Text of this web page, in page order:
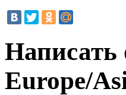
Europe/